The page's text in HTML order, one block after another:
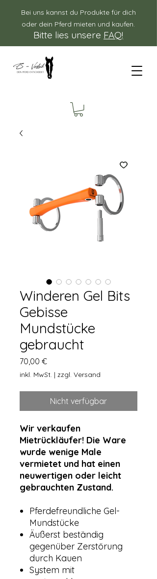
Bei uns kannst du Produkte für dich
oder dein Pferd mieten und kaufen.
Bitte lies unsere FAQ!
Winderen Gel Bits
Gebisse
Mundstücke
gebraucht
70,00 €Preis
inkl. MwSt. | zzgl. Versand
Nicht verfügbar
Wir verkaufen
Mietrückläufer! Die Ware
wurde wenige Male
vermietet und hat einen
neuwertigen oder leicht
gebrauchten Zustand.
Pferdefreundliche Gel-
Mundstücke
Äußerst beständig
gegenüber Zerstörung
durch Kauen
System mit